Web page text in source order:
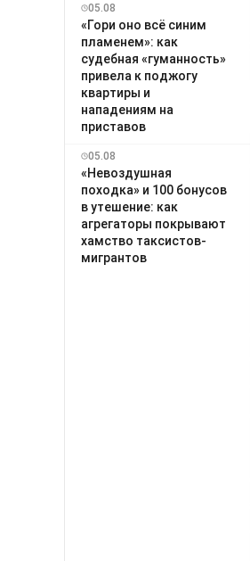
05.08
«Гори оно всё синим
пламенем»: как
судебная «гуманность»
привела к поджогу
квартиры и
нападениям на
приставов
05.08
«Невоздушная
походка» и 100 бонусов
в утешение: как
агрегаторы покрывают
хамство таксистов-
мигрантов